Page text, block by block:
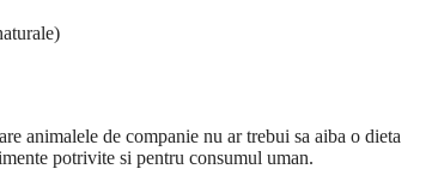
animalele de companie nu ar trebui sa aiba o dieta
potrivite si pentru consumul uman.